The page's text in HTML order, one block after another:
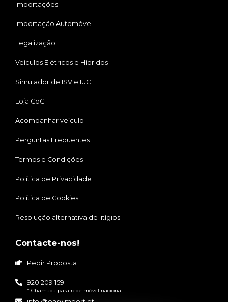
Importações
Importação Automóvel
Legalização
Veículos Elétricos e Híbridos
Simulador de ISV e IUC
Loja CoC
Acompanhar veículo
Perguntas Frequentes
Termos e Condições
Política de Privacidade
Política de Cookies
Resolução alternativa de litígios
Contacte-nos!
Pedir Proposta
920 209 159
* Chamada para rede móvel nacional